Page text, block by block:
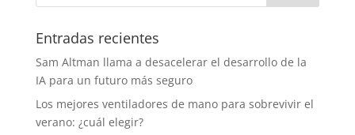
Entradas recientes
Sam Altman llama a desacelerar el desarrollo de la
IA para un futuro más seguro
Los mejores ventiladores de mano para sobrevivir el
verano: ¿cuál elegir?